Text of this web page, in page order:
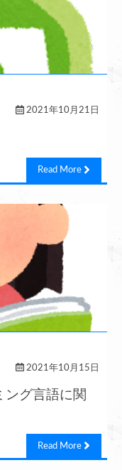
2021年10月21日
Read More
2021年10月15日
ング言語に関
Read More